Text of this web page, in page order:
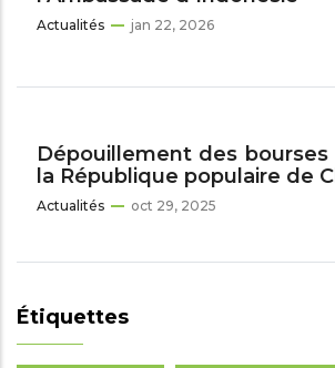
Actualités jan 22, 2026
Dépouillement des
la République populaire de
Actualités oct 29, 2025
Étiquettes